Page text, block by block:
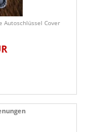
Autoschlüssel Cover